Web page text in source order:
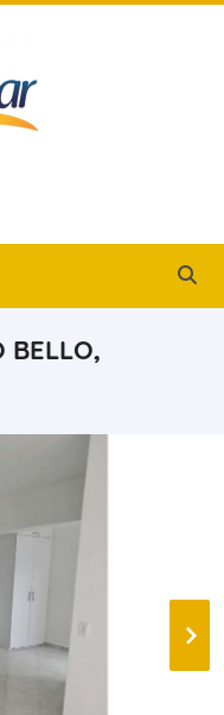
BELLO,